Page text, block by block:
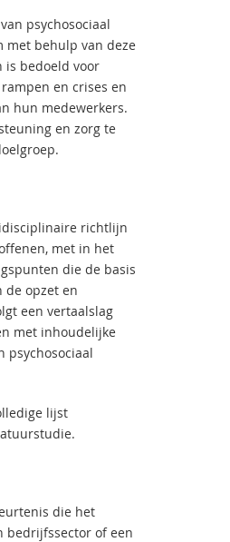
psychosociaal
met behulp van deze
is bedoeld voor
en crises en
hun medewerkers.
en zorg te
richtlijn
met in het
die de basis
de opzet en
een vertaalslag
met inhoudelijke
psychosociaal
lijst
die het
bedrijfssector of een